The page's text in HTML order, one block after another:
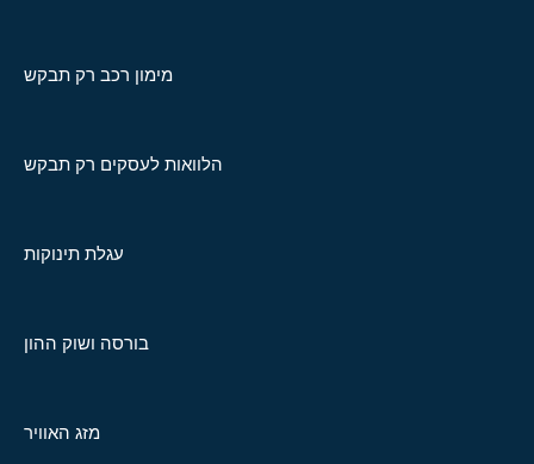
מימון רכב רק תבקש
הלוואות לעסקים רק תבקש
עגלת תינוקות
בורסה ושוק ההון
מזג האוויר